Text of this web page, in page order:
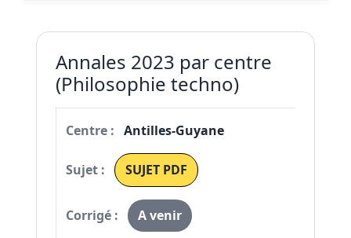
Annales 2023 par centre
(Philosophie techno)
Antilles-Guyane
SUJET PDF
A venir